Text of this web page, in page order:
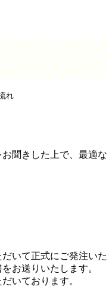
れ
聞きした上で、最適な
いて正式にご発注いた
お送りいたします。
いております。